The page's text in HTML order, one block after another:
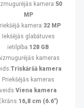
kamera:50
MP
kamera:32 MP
Iekšējās glabātuves
ietilpība:128 GB
kameras
Trīskāršā kamera
Priekšējās kameras
veids:Viena kamera
Ekrāns:16,8 cm (6.6")